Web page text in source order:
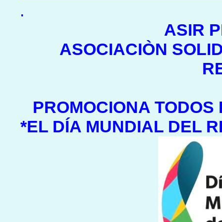
.
ASIR
ASOCIACIÒN
PROMOCIONA
*EL DÍA MUNDIAL DEL